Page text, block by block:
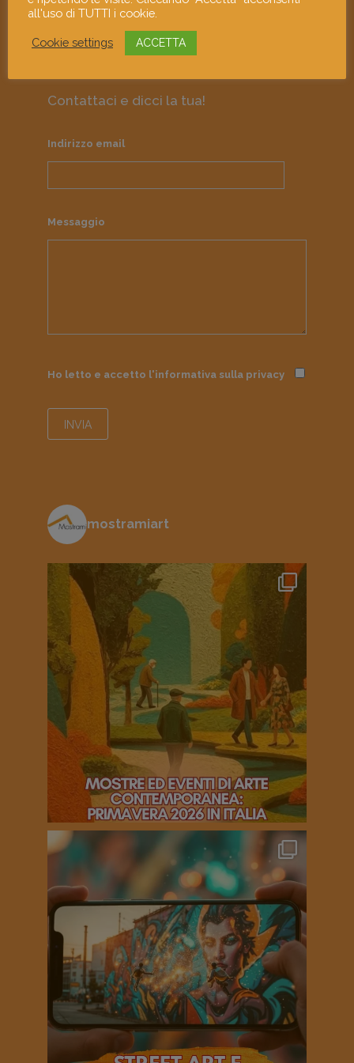
approfondimento culturale e di
Contattaci e dicci la tua!
Indirizzo email
Messaggio
Ho letto e accetto l'informativa sulla privacy
mostramiart
all'uso di TUTTI i cookie.
Cookie settings ACCETTA